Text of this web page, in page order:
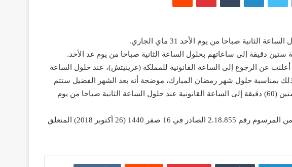
دقيقة إلى ساعاتهم بحلول الساعة الثانية صباحا من يوم غد الأحد.
أعلنت عن الرجوع إلى الساعة القانونية للمملكة (غرينيتش)، عند حلول الساعة
19 أبريل المنصرم، وذلك بمناسبة حلول شهر رمضان المبارك، موضحة أنه بعد الشهر الفضيل ستتم
العودة للعمل بتوقيت (GMT+1)، وذلك بإضافة ستين (60) دقيقة إلى الساعة القانونية عند حلول الساعة الثانية صباحا من يوم
ويأتي هذا الإجراء طبقا لمقتضيات المادة الثانية من المرسوم رقم 2.18.855 الصادر في 16 صفر 1440 (26 أكتوبر 2018) المتعلق